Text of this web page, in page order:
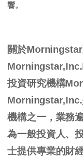
響。
關於
投資研究機構
Morningstar,Inc.
機構之一，業務
為一般投資人、
士提供專業的財